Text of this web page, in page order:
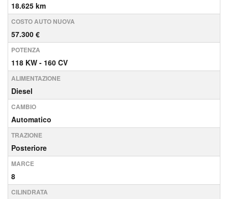
18.625 km
COSTO AUTO NUOVA
57.300 €
POTENZA
118 KW - 160 CV
ALIMENTAZIONE
Diesel
CAMBIO
Automatico
TRAZIONE
Posteriore
MARCE
8
CILINDRATA